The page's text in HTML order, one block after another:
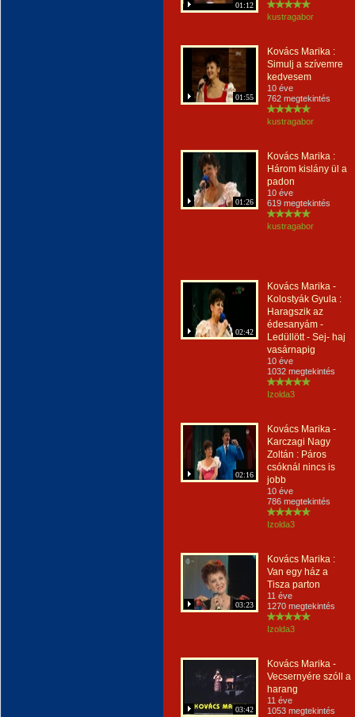
01:12
kustragabor
01:55
Kovács Marika :
Simulj a szívemre
kedvesem
10 éve
762 megtekintés
kustragabor
01:26
Kovács Marika :
Három kislány ül a
padon
10 éve
619 megtekintés
kustragabor
02:42
Kovács Marika -
Kolostyák Gyula :
Haragszik az
édesanyám -
Ledüllött - Sej- haj
vasárnapig
10 éve
1032 megtekintés
Izolda3
02:16
Kovács Marika -
Karczagi Nagy
Zoltán : Páros
csóknál nincs is
jobb
10 éve
786 megtekintés
Izolda3
03:23
Kovács Marika :
Van egy ház a
Tisza parton
11 éve
1270 megtekintés
Izolda3
03:42
Kovács Marika -
Vecsernyére szóll a
harang
11 éve
1053 megtekintés